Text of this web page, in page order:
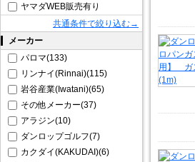
ヤマダWEB販売有り
共通条件で絞り込む→
メーカー
パロマ(133)
リンナイ(Rinnai)(115)
岩谷産業(Iwatani)(65)
その他メーカー(37)
アラジン(10)
ダンロップゴルフ(7)
カクダイ(KAKUDAI)(6)